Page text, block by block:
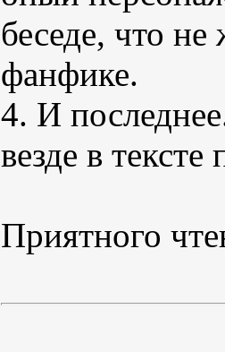
беседе, что
фанфике.
4. И
везде в
Приятного